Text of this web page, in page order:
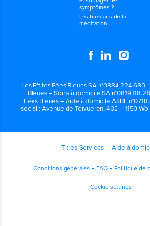
symptômes ?
Les bienfaits de la
méditation
Les P’tites Fées Bleues SA n°0884.224.680
Bleues – Soins à domicile SA
Fées Bleues – Aide à domicile ASBL
social : Avenue de Tervueren, 402 – 1150
Titres-Services Aide à
Conditions générales FAQ Politique de
Cookie settings